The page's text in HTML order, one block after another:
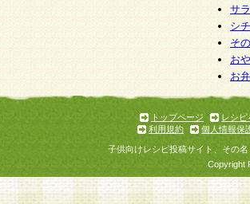
お客様から当社が保有している個人情
止等を求められた場合には、ご本人
た場合に限り、法令に準拠して合理的
す。なお、開示 請求等の請求先は個
、本規約等を承諾のうえ、当社所定の
が承認した者、グループとします。な
当する場合は会員登録をすることがで
サ
シ
そ
お
お
トップページ
レシピ
利用規約
個人情報保
子供向けレシピ投稿サイト、その
Copyright